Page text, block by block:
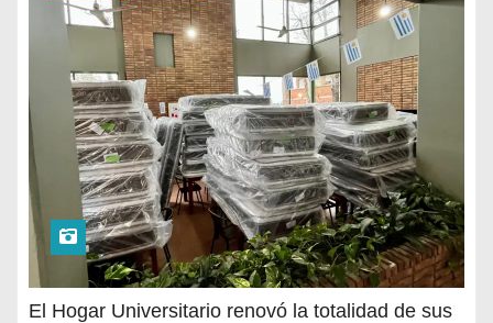
El Hogar Universitario renovó la totalidad de sus